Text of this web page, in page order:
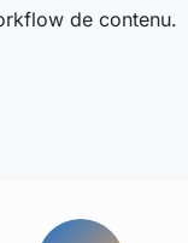
de contenu.